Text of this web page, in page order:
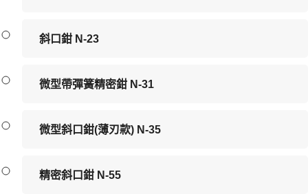
斜口鉗 N-23
微型帶彈簧精密鉗 N-31
微型斜口鉗(薄刃款) N-35
精密斜口鉗 N-55